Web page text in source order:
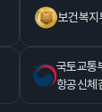
보건복
국토교통
항공신체